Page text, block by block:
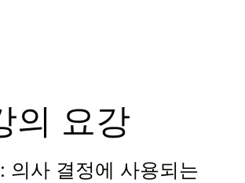
의 요강
의사 결정에 사용되는